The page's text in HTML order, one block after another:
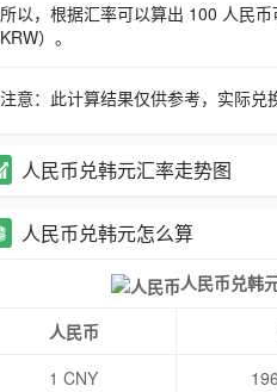
所以，根据汇率可以算出 100 人民
KRW）。
注意：此计算结果仅供参考，实际兑
人民币兑韩元汇率走势图
人民币兑韩元怎么算
人民币兑韩
人民币
1 CNY